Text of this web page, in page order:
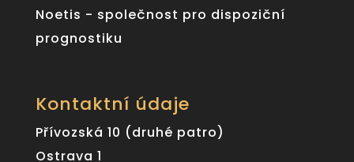
Noetis - společnost pro dispoziční
prognostiku
Kontaktní údaje
Přívozská 10 (druhé patro)
Ostrava 1